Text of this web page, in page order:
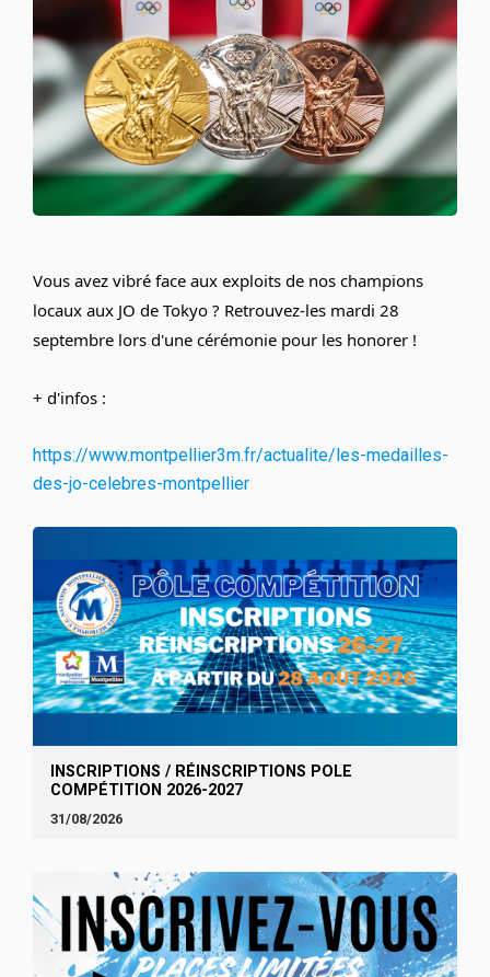
Vous avez vibré face aux exploits de nos champions
locaux aux JO de Tokyo ? Retrouvez-les mardi 28
septembre lors d'une cérémonie pour les honorer !
+ d'infos :
https://www.montpellier3m.fr/actualite/les-medailles-
des-jo-celebres-montpellier
INSCRIPTIONS / RÉINSCRIPTIONS POLE
COMPÉTITION 2026-2027
31/08/2026